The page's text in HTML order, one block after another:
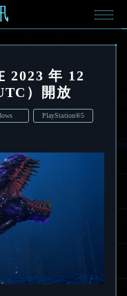
2023 年 12
）開放
PlayStation®5